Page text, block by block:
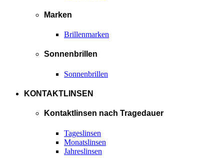
Marken
Brillenmarken
Sonnenbrillen
Sonnenbrillen
KONTAKTLINSEN
Kontaktlinsen nach Tragedauer
Tageslinsen
Monatslinsen
Jahreslinsen